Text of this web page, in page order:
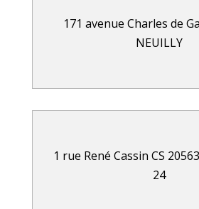
171 avenue Charles de
NEUILLY
1 rue René Cassin CS
24